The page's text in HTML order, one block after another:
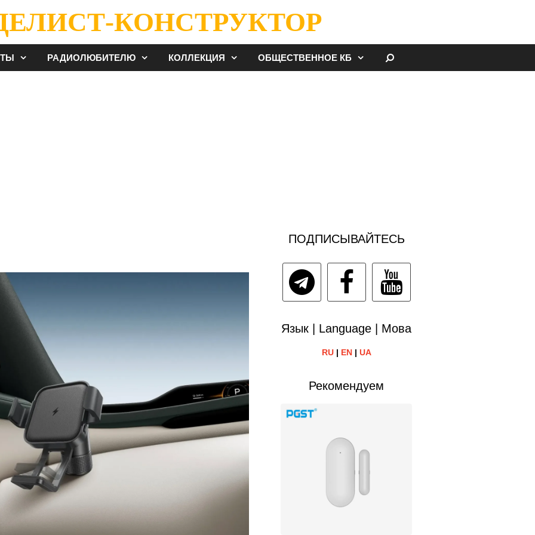
КОНСТРУКТОР
РАДИОЛЮБИТЕЛЮ КОЛЛЕКЦИЯ ОБЩЕСТВЕННОЕ КБ
ПОДПИСЫВАЙТЕСЬ
Язык | Language | Мова
RU| EN| UA
Рекомендуем